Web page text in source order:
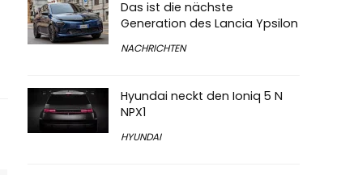
Das ist die nächste
Generation des Lancia Ypsilon
NACHRICHTEN
Hyundai neckt den Ioniq 5 N
NPX1
HYUNDAI